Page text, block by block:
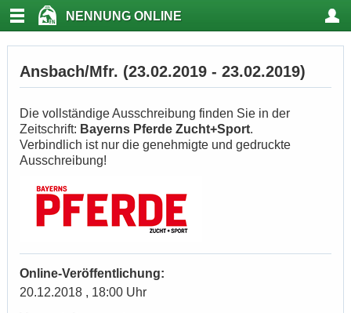
NENNUNG ONLINE
Ansbach/Mfr. (23.02.2019 - 23.02.2019)
Die vollständige Ausschreibung finden Sie in der
Zeitschrift: Bayerns Pferde Zucht+Sport.
Verbindlich ist nur die genehmigte und gedruckte
Ausschreibung!
Online-Veröffentlichung:
20.12.2018 , 18:00 Uhr